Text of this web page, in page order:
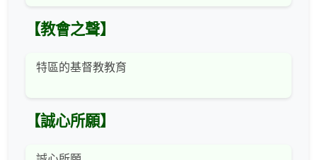
【教會之聲】
特區的基督教教育
【誠心所願】